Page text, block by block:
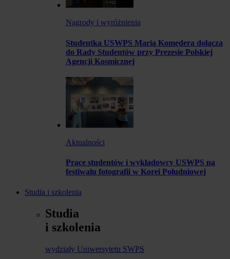
Nagrody i wyróżnienia
Studentka USWPS Maria Komędera dołącza
do Rady Studentów przy Prezesie Polskiej
Agencji Kosmicznej
Aktualności
Prace studentów i wykładowcy USWPS na
festiwalu fotografii w Korei Południowej
Studia i szkolenia
Studia
i szkolenia
wydziały Uniwersytetu SWPS